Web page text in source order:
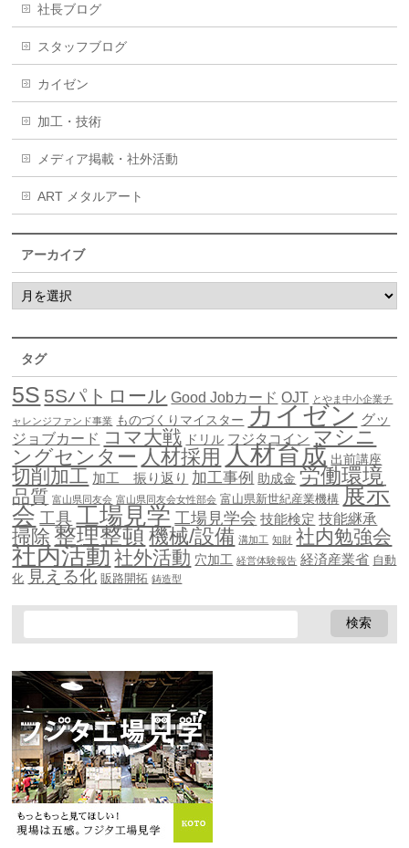
社長ブログ
スタッフブログ
カイゼン
加工・技術
メディア掲載・社外活動
ART メタルアート
アーカイブ
タグ
5S 5Sパトロール Good Jobカード OJT とやま中小企業チ
ャレンジファンド事業 ものづくりマイスター カイゼン グッ
ジョブカード コマ大戦 ドリル フジタコイン マシニ
ングセンター 人材採用 人材育成 出前講座
切削加工 加工 振り返り 加工事例 助成金 労働環境
品質 富山県同友会 富山県同友会女性部会 富山県新世紀産業機構 展示
会 工具 工場見学 工場見学会 技能検定 技能継承
掃除 整理整頓機械/設備 溝加工 知財 社内勉強会
社内活動社外活動 穴加工 経営体験報告 経済産業省 自動
化 見える化 販路開拓 鋳造型